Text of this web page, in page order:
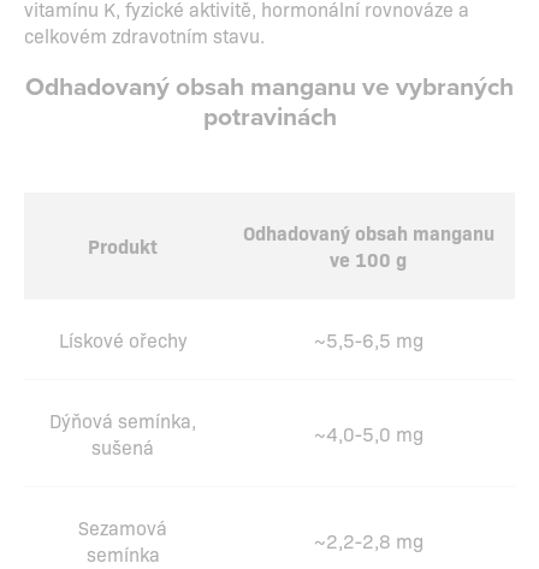
vitamínu K, fyzické aktivitě, hormonální rovnováze a
celkovém zdravotním stavu.
Odhadovaný obsah manganu ve vybraných
potravinách
Produkt
Odhadovaný obsah manganu
ve 100 g
Lískové ořechy ~5,5-6,5 mg
Dýňová semínka,
sušená
~4,0-5,0 mg
Sezamová
semínka
~2,2-2,8 mg